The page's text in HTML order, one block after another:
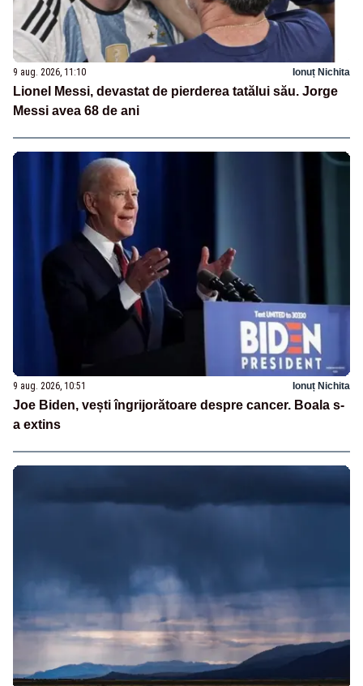
9 aug. 2026, 11:10 Ionuț Nichita
Lionel Messi, devastat de pierderea tatălui său. Jorge
Messi avea 68 de ani
9 aug. 2026, 10:51 Ionuț Nichita
Joe Biden, vești îngrijorătoare despre cancer. Boala s-
a extins